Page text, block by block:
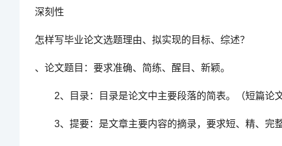
深刻性
怎样写毕业论文选题理由、拟实现的目标、综述？
、论文题目：要求准确、简练、醒目、新颖。
2、目录：目录是论文中主要段落的简表。（短篇论文
3、提要：是文章主要内容的摘录，要求短、精、完整